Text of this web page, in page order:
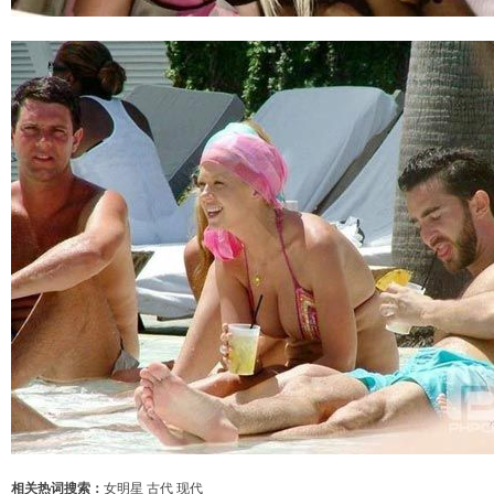
相关热词搜索： 女明星 古代 现代